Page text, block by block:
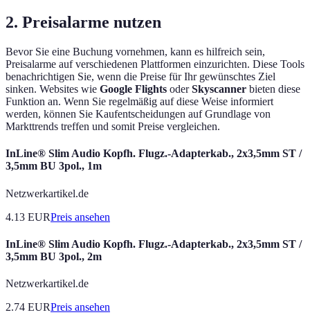
2. Preisalarme nutzen
Bevor Sie eine Buchung vornehmen, kann es hilfreich sein,
Preisalarme auf verschiedenen Plattformen einzurichten. Diese Tools
benachrichtigen Sie, wenn die Preise für Ihr gewünschtes Ziel
sinken. Websites wie Google Flights oderSkyscanner bieten diese
Funktion an. Wenn Sie regelmäßig auf diese Weise informiert
werden, können Sie Kaufentscheidungen auf Grundlage von
Markttrends treffen und somit Preise vergleichen.
InLine® Slim Audio Kopfh. Flugz.-Adapterkab., 2x3,5mm ST /
3,5mm BU 3pol., 1m
Netzwerkartikel.de
4.13 EURPreis ansehen
InLine® Slim Audio Kopfh. Flugz.-Adapterkab., 2x3,5mm ST /
3,5mm BU 3pol., 2m
Netzwerkartikel.de
2.74 EURPreis ansehen